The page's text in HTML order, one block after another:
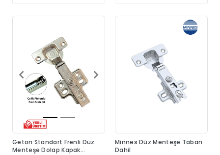
Geton Standart Frenli Düz
Menteşe Dolap Kapak
Minnes Düz Menteşe Taban
Dahil